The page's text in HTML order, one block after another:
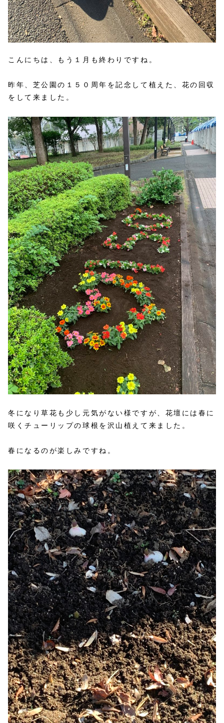
こんにちは、もう１月も終わりですね。
昨年、芝公園の１５０周年を記念して植えた、花の回収
をして来ました。
冬になり草花も少し元気がない様ですが、花壇には春に
咲くチューリップの球根を沢山植えて来ました。
春になるのが楽しみですね。